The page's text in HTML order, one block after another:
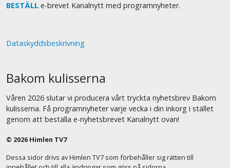
BESTÄLL e-brevet Kanalnytt med programnyheter.
Dataskyddsbeskrivning
Bakom kulisserna
Våren 2026 slutar vi producera vårt tryckta nyhetsbrev Bakom
kulisserna. Få programnyheter varje vecka i din inkorg i stället
genom att beställa e-nyhetsbrevet Kanalnytt ovan!
© 2026 Himlen TV7
Dessa sidor drivs av Himlen TV7 som förbehåller sig rätten till